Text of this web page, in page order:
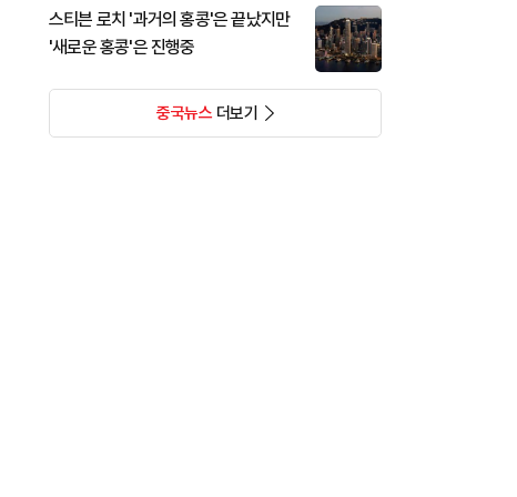
스티븐 로치 '과거의 홍콩'은 끝났지만
'새로운 홍콩'은 진행중
중국뉴스더보기